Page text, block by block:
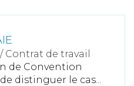
/ Contrat de travail
de Convention
distinguer le cas...